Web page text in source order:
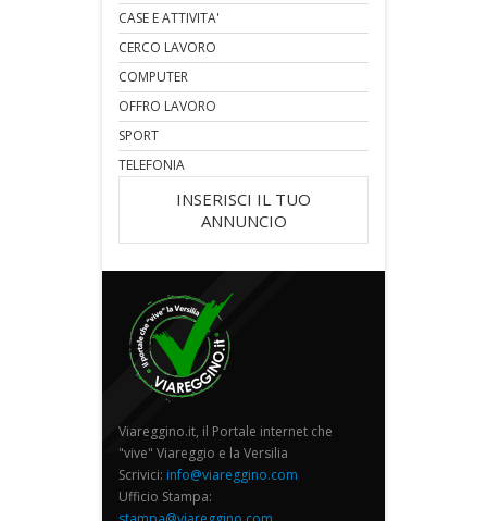
CASE E ATTIVITA'
CERCO LAVORO
COMPUTER
OFFRO LAVORO
SPORT
TELEFONIA
INSERISCI IL TUO
ANNUNCIO
Viareggino.it, il Portale internet che
"vive" Viareggio e la Versilia
Scrivici: info@viareggino.com
Ufficio Stampa: